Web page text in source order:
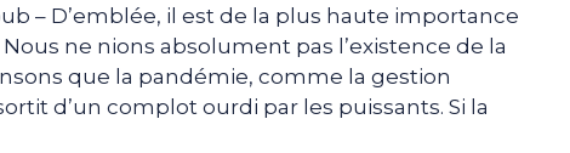
– D’emblée, il est de la plus haute importance
ne nions absolument pas l’existence de la
que la pandémie, comme la gestion
d’un complot ourdi par les puissants. Si la